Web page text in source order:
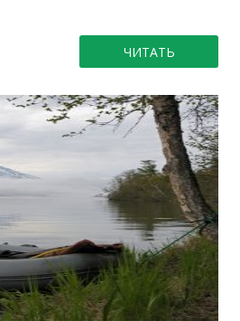
ЧИТАТЬ
0